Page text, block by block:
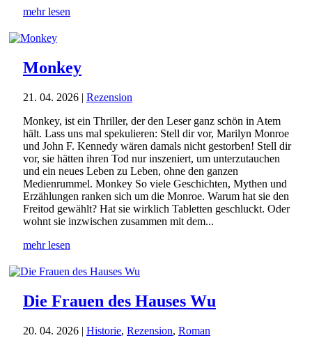
mehr lesen
Monkey
21. 04. 2026 | Rezension
Monkey, ist ein Thriller, der den Leser ganz schön in Atem
hält. Lass uns mal spekulieren: Stell dir vor, Marilyn Monroe
und John F. Kennedy wären damals nicht gestorben! Stell dir
vor, sie hätten ihren Tod nur inszeniert, um unterzutauchen
und ein neues Leben zu Leben, ohne den ganzen
Medienrummel. Monkey So viele Geschichten, Mythen und
Erzählungen ranken sich um die Monroe. Warum hat sie den
Freitod gewählt? Hat sie wirklich Tabletten geschluckt. Oder
wohnt sie inzwischen zusammen mit dem...
mehr lesen
Die Frauen des Hauses Wu
20. 04. 2026 | Historie, Rezension, Roman